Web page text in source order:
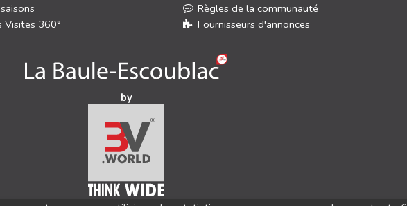
Règles de la communauté
Fournisseurs d'annonces
Visites 360°
by